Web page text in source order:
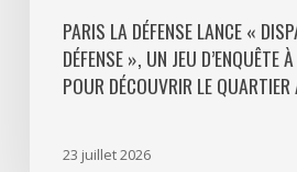
découvrir
quartier
PARIS LA DÉFENSE LANCE «
DÉFENSE », UN JEU D’ENQUÊTE
POUR DÉCOUVRIR LE
23 juillet 2026